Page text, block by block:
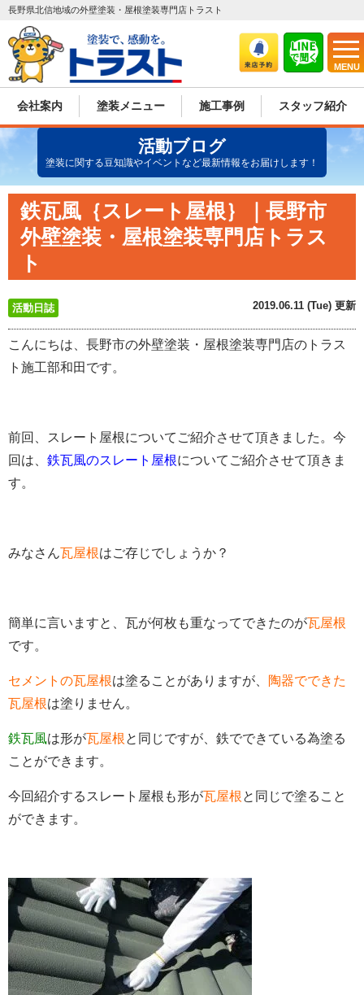
MENU
長野県北信地域の外壁塗装・屋根塗装専門店トラスト
会社案内 塗装メニュー 施工事例 スタッフ紹介
活動ブログ
塗装に関する豆知識やイベントなど最新情報をお届けします！
鉄瓦風｛スレート屋根｝｜長野市
外壁塗装・屋根塗装専門店トラス
ト
活動日誌 2019.06.11 (Tue) 更新
こんにちは、長野市の外壁塗装・屋根塗装専門店のトラス
ト施工部和田です。
前回、スレート屋根についてご紹介させて頂きました。今
回は、 鉄瓦風のスレート屋根についてご紹介させて頂きま
す。
みなさん瓦屋根はご存じでしょうか？
簡単に言いますと、瓦が何枚も重なってできたのが瓦屋根
です。
セメントの瓦屋根は塗ることがありますが、
陶器でできた
瓦屋根は塗りません。
鉄瓦風は形が瓦屋根と同じですが、鉄でできている為塗る
ことができます。
今回紹介するスレート屋根も形が瓦屋根と同じで塗ること
ができます。